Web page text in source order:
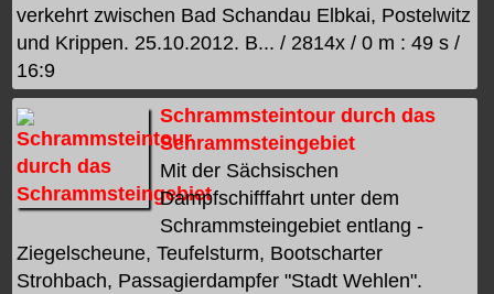
verkehrt zwischen Bad Schandau Elbkai, Postelwitz
und Krippen. 25.10.2012. B... / 2814x / 0 m : 49 s /
16:9
Schrammsteintour durch das
Schrammsteingebiet
Mit der Sächsischen
Dampfschifffahrt unter dem
Schrammsteingebiet entlang -
Ziegelscheune, Teufelsturm, Bootscharter
Strohbach, Passagierdampfer "Stadt Wehlen".